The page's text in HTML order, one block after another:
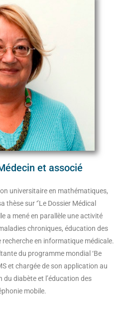
et associé
universitaire en mathématiques,
sur ‘’Le Dossier Médical
a mené en parallèle une activité
chroniques, éducation des
en informatique médicale.
du programme mondial ‘Be
et chargée de son application au
du diabète et l’éducation des
mobile.